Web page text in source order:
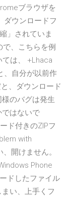
ブラウザを
ダウンロードフ
」されていま
、こちらを例
は、 +Lhaca
、自分が以前作
、ダウンロード
のバグは発生
ではないで
ド付きのZIPフ
with
開けません。
Phone
ドしたファイル
い、上手くフ